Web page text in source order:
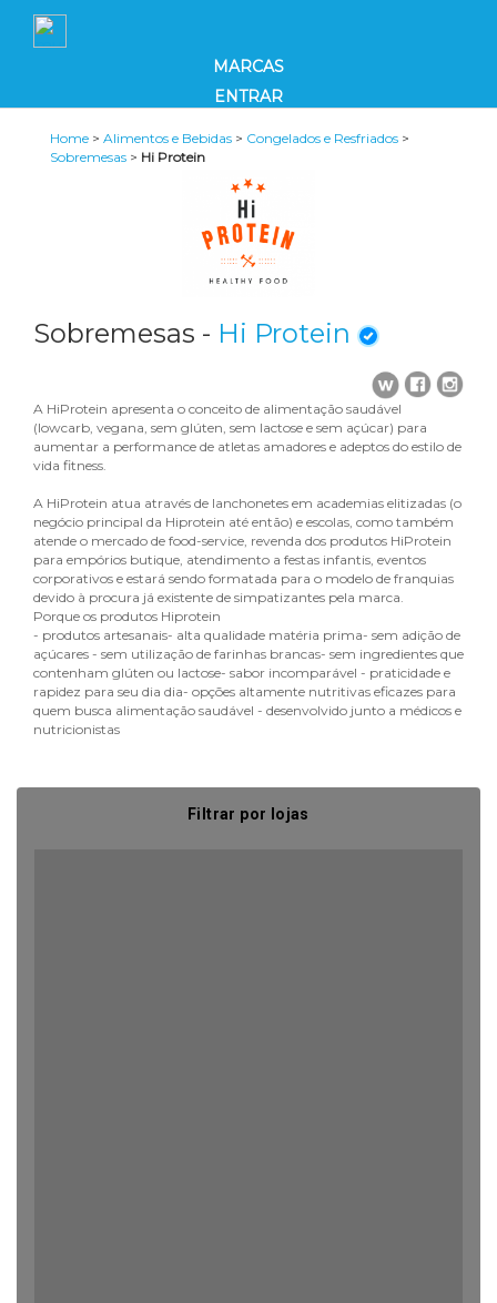
MARCAS
ENTRAR
Home > Alimentos e Bebidas > Congelados e Resfriados >
Sobremesas > Hi Protein
Sobremesas - Hi Protein
A HiProtein apresenta o conceito de alimentação saudável
(lowcarb, vegana, sem glúten, sem lactose e sem açúcar) para
aumentar a performance de atletas amadores e adeptos do estilo de
vida fitness.
A HiProtein atua através de lanchonetes em academias elitizadas (o
negócio principal da Hiprotein até então) e escolas, como também
atende o mercado de food-service, revenda dos produtos HiProtein
para empórios butique, atendimento a festas infantis, eventos
corporativos e estará sendo formatada para o modelo de franquias
devido à procura já existente de simpatizantes pela marca.
Porque os produtos Hiprotein
- produtos artesanais- alta qualidade matéria prima- sem adição de
açúcares - sem utilização de farinhas brancas- sem ingredientes que
contenham glúten ou lactose- sabor incomparável - praticidade e
rapidez para seu dia dia- opções altamente nutritivas eficazes para
quem busca alimentação saudável - desenvolvido junto a médicos e
nutricionistas